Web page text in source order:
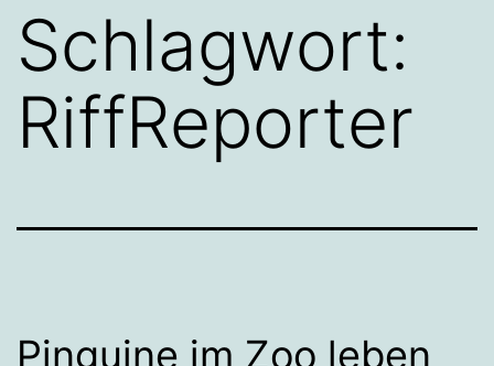
Schlagwort:
RiffReporter
Pinguine im Zoo leben